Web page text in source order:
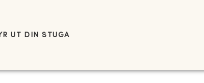
UT DIN STUGA